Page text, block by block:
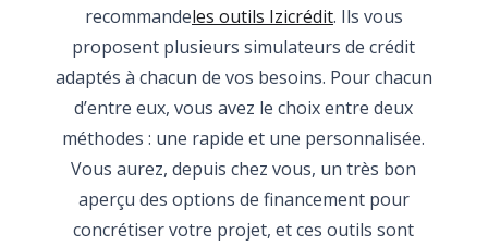
recommandeles outils Izicrédit. Ils vous
proposent plusieurs simulateurs de crédit
adaptés à chacun de vos besoins. Pour chacun
d’entre eux, vous avez le choix entre deux
méthodes : une rapide et une personnalisée.
Vous aurez, depuis chez vous, un très bon
aperçu des options de financement pour
concrétiser votre projet, et ces outils sont